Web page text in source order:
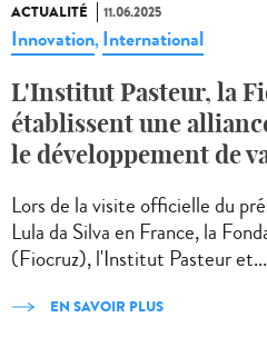
ACTUALITÉ 11.06.2025
Innovation, International
L'Institut Pasteur, la
établissent une
le développement de
Lors de la visite officielle du
Lula da Silva en France, la
(Fiocruz), l'Institut Pasteur et...
EN SAVOIR PLUS